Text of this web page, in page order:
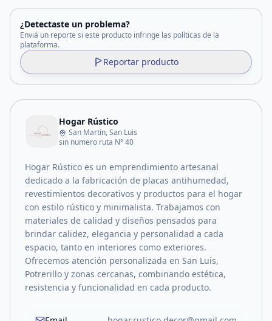
¿Detectaste un problema?
Enviá un reporte si este producto infringe las políticas de la
plataforma.
Reportar producto
Hogar Rústico
San Martín, San Luis
sin numero ruta N° 40
Hogar Rústico es un emprendimiento artesanal
dedicado a la fabricación de placas antihumedad,
revestimientos decorativos y productos para el hogar
con estilo rústico y minimalista. Trabajamos con
materiales de calidad y diseños pensados para
brindar calidez, elegancia y personalidad a cada
espacio, tanto en interiores como exteriores.
Ofrecemos atención personalizada en San Luis,
Potrerillo y zonas cercanas, combinando estética,
resistencia y funcionalidad en cada producto.